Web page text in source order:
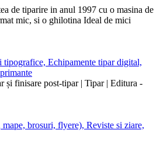
de tiparire in anul 1997 cu o masina de
mic, si o ghilotina Ideal de mici
tipografice, Echipamente tipar digital,
și finisare post-tipar | Tipar | Editura -
brosuri, flyere), Reviste si ziare,